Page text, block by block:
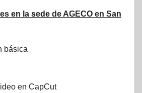
en la sede de AGECO en San
básica
en CapCut